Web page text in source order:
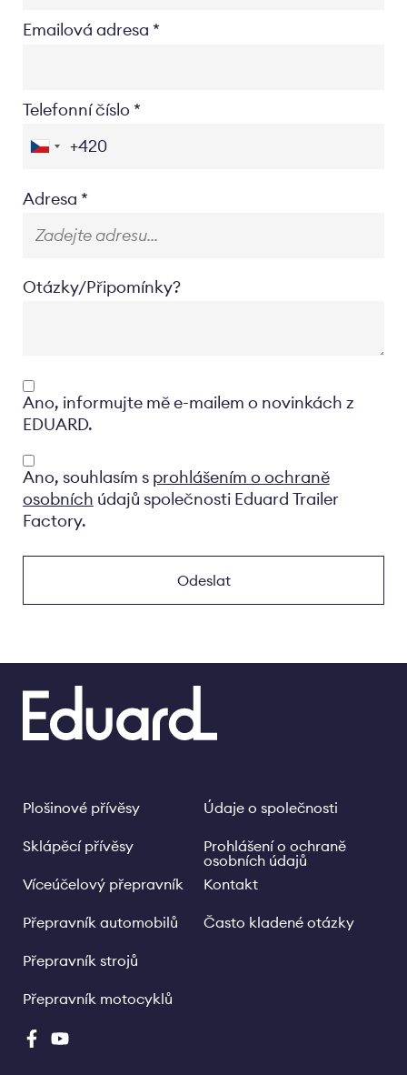
Emailová adresa
Telefonní číslo
Location
Adresa
Otázky/Připomínky?
Opt-
in
Ano, informujte mě e-mailem o novinkách z
EDUARD.
Privacyverklaring
Ano, souhlasím s prohlášením o ochraně
osobních údajů společnosti Eduard Trailer
Factory.
Footer
Plošinové přívěsy
Sklápěcí přívěsy
Víceúčelový přepravník
Přepravník automobilů
Přepravník strojů
Přepravník motocyklů
Legal
Údaje o společnosti
Prohlášení o ochraně
osobních údajů
Kontakt
Často kladené otázky
Social